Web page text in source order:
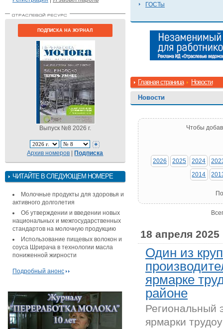
ПОДПИСКА НА ЖУРНАЛ
Выпуск №8 2026 г.
Архив номеров |Подписка
ЧИТАЙТЕ В СЛЕДУЮЩЕМ НОМЕРЕ
Молочные продукты для здоровья и
активного долголетия
Об утверждении и введении новых
национальных и межгосударственных
стандартов на молочную продукцию
Использование пищевых волокон и
соуса Шрирача в технологии масла
пониженной жирности
Подробный анонс
ГОСТы
Главная страница Новости
Новости
Чтобы
2026 2025 2024
2014
18 апреля 2025
Один из
ярмарке
районе
Региональный
ярмарки